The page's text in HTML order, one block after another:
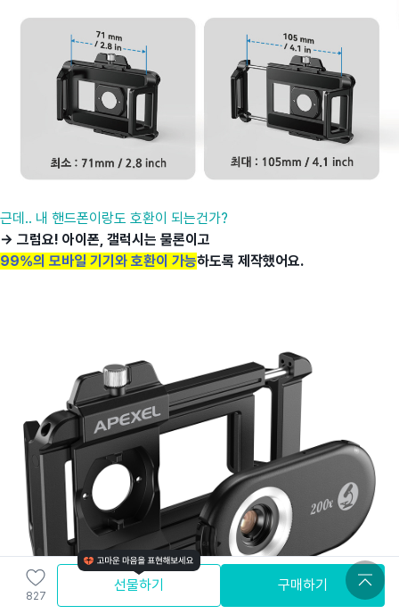
근데.. 내 핸드폰이랑도 호환이 되는건가?
→ 그럼요! 아이폰, 갤럭시는 물론이고
99%의 모바일 기기와 호환이 가능하도록 제작했어요.
827
선물하기 구매하기